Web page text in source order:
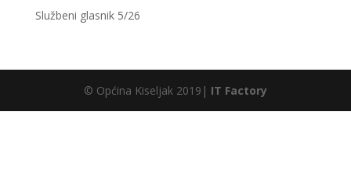
Službeni glasnik 5/26
© Općina Kiseljak 2019| IT Factory